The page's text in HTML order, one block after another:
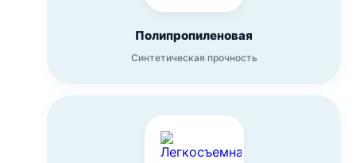
Полипропиленовая
Синтетическая прочность